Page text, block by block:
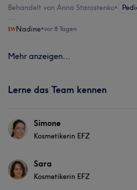
Behandelt von Anna Starostenko•
Nadine•vor 8 Tagen
Mehr anzeigen...
Lerne das Team kennen
Simone
Kosmetikerin EFZ
ServicesSara
Kosmetikerin EFZ